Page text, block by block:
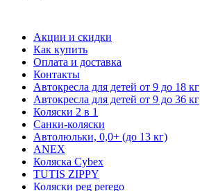
Акции и скидки
Как купить
Оплата и доставка
Контакты
Автокресла для детей от 9 до 18 кг
Автокресла для детей от 9 до 36 кг
Коляски 2 в 1
Санки-коляски
Автолюльки, 0,0+ (до 13 кг)
ANEX
Коляска Cybex
TUTIS ZIPPY
Коляски peg perego